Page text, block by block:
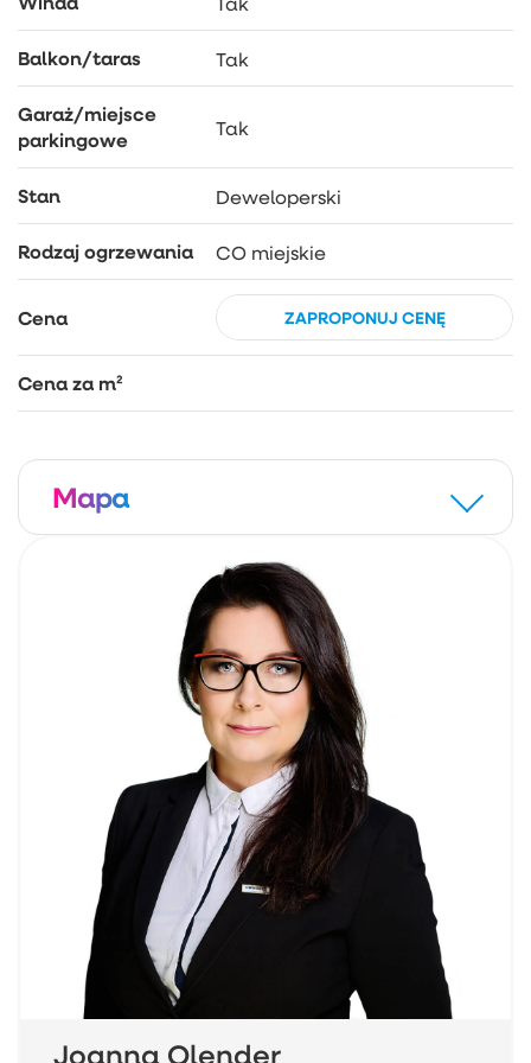
Balkon/taras Tak
Garaż/miejsce
parkingowe
Tak
Stan Deweloperski
Rodzaj ogrzewania CO miejskie
Cena ZAPROPONUJ CENĘ
Cena za m²
Mapa
Joanna Olender